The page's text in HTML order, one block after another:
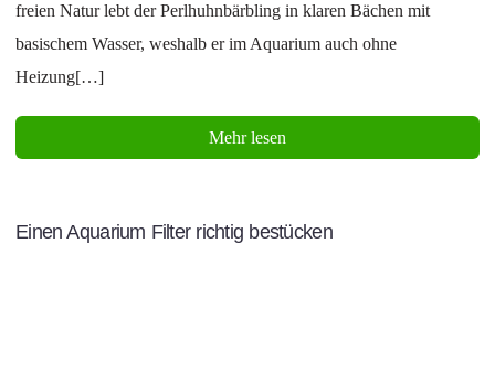
freien Natur lebt der Perlhuhnbärbling in klaren Bächen mit
basischem Wasser, weshalb er im Aquarium auch ohne
Heizung[…]
Mehr lesen
Einen Aquarium Filter richtig bestücken